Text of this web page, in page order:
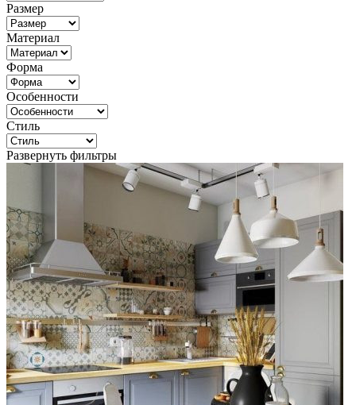
Размер
Материал
Форма
Особенности
Стиль
Развернуть фильтры